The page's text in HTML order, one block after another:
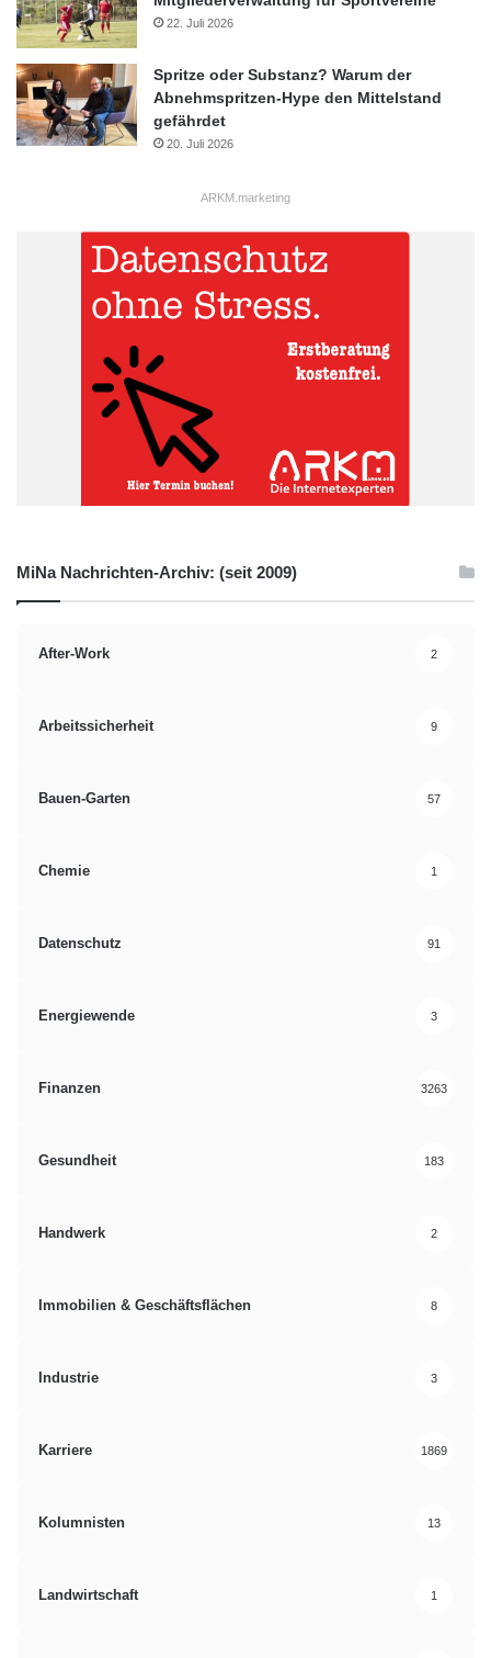
22. Juli 2026
Spritze oder Substanz? Warum der
Abnehmspritzen-Hype den Mittelstand
gefährdet
20. Juli 2026
ARKM.marketing
MiNa Nachrichten-Archiv: (seit 2009)
After-Work 2
Arbeitssicherheit 9
Bauen-Garten 57
Chemie 1
Datenschutz 91
Energiewende 3
Finanzen 3263
Gesundheit 183
Handwerk 2
Immobilien & Geschäftsflächen 8
Industrie 3
Karriere 1869
Kolumnisten 13
Landwirtschaft 1